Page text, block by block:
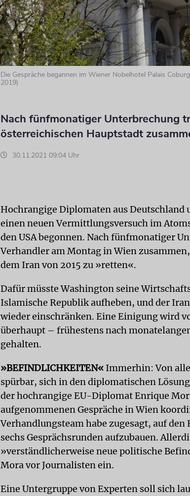
Die Gespräche begannen im Wiener Nobelhotel Palais
2019)
Nach fünfmonatiger Unterbrechung
österreichischen Hauptstadt
30.11.2021 09:04 Uhr
Hochrangige Diplomaten aus Deutschland
einen neuen Vermittlungsversuch im
den USA begonnen. Nach fünfmonatiger
Verhandler am Montag in Wien
dem Iran von 2015 zu »retten«.
Dafür müsste Washington seine
Islamische Republik aufheben, und der
wieder einschränken. Eine Einigung wird
überhaupt – frühestens nach
gehalten.
»BEFINDLICHKEITEN« Immerhin: Von
spürbar, sich in den diplomatischen
der hochrangige EU-Diplomat Enrique
aufgenommenen Gespräche in Wien
Verhandlungsteam habe zugesagt, auf
sechs Gesprächsrunden aufzubauen.
»verständlicherweise neue politische
Mora vor Journalisten ein.
Eine Untergruppe von Experten soll sich